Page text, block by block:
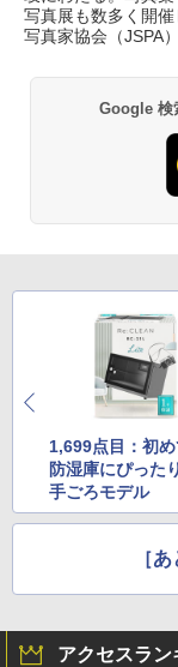
写真展も数多く開
写真家協会（JSPA
Google 検
1,699点目：初
防湿庫にぴった
手ごろモデル
［
アクセスラン